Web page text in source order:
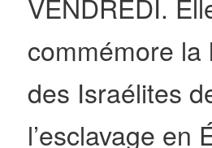
commémore la
des Israélites
l’esclavage en